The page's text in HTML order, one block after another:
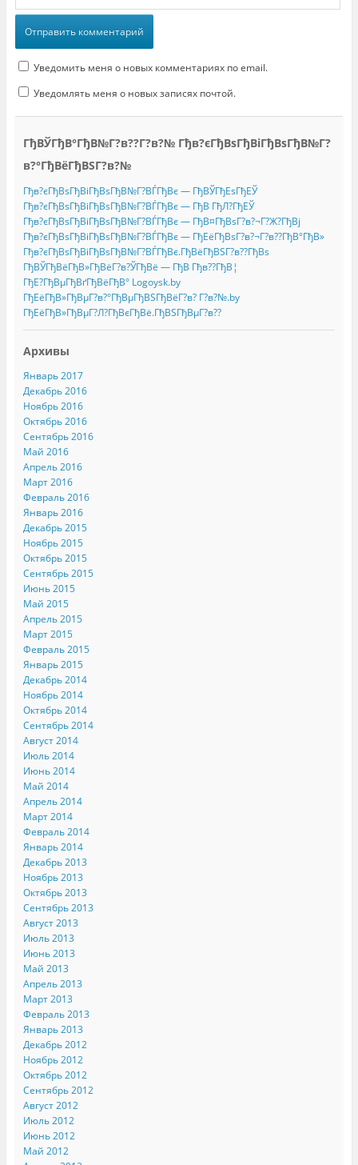
Уведомить меня о новых комментариях по email.
Уведомлять меня о новых записях почтой.
ГђВЎГђВ°ГђВ№Г?в??Г?в?№ Гђв?єГђВѕГђВіГђВѕГђВ№Г?
в?°ГђВёГђВЅГ?в?№
Гђв?єГђВѕГђВіГђВѕГђВ№Г?ВЃГђВє — ГђВЎГђЕѕГђЕЎ
Гђв?єГђВѕГђВіГђВѕГђВ№Г?ВЃГђВє — ГђВ ГђЛ?ГђЕЎ
Гђв?єГђВѕГђВіГђВѕГђВ№Г?ВЃГђВє — ГђВ¤ГђВѕГ?в?¬Г?Ж?ГђВј
Гђв?єГђВѕГђВіГђВѕГђВ№Г?ВЃГђВє — ГђЕёГђВѕГ?в?¬Г?в??ГђВ°ГђВ»
Гђв?єГђВѕГђВіГђВѕГђВ№Г?ВЃГђВє.ГђВёГђВЅГ?в??ГђВѕ
ГђВЎГђВёГђВ»ГђВёГ?в?ЎГђВё — ГђВ Гђв??ГђВ¦
ГђЕ?ГђВµГђВґГђВёГђВ° Logoysk.by
ГђЕёГђВ»ГђВµГ?в?°ГђВµГђВЅГђВёГ?в? Г?в?№.by
ГђЕёГђВ»ГђВµГ?Л?ГђВєГђВё.ГђВЅГђВµГ?в??
Архивы
Январь 2017
Декабрь 2016
Ноябрь 2016
Октябрь 2016
Сентябрь 2016
Май 2016
Апрель 2016
Март 2016
Февраль 2016
Январь 2016
Декабрь 2015
Ноябрь 2015
Октябрь 2015
Сентябрь 2015
Июнь 2015
Май 2015
Апрель 2015
Март 2015
Февраль 2015
Январь 2015
Декабрь 2014
Ноябрь 2014
Октябрь 2014
Сентябрь 2014
Август 2014
Июль 2014
Июнь 2014
Май 2014
Апрель 2014
Март 2014
Февраль 2014
Январь 2014
Декабрь 2013
Ноябрь 2013
Октябрь 2013
Сентябрь 2013
Август 2013
Июль 2013
Июнь 2013
Май 2013
Апрель 2013
Март 2013
Февраль 2013
Январь 2013
Декабрь 2012
Ноябрь 2012
Октябрь 2012
Сентябрь 2012
Август 2012
Июль 2012
Июнь 2012
Май 2012